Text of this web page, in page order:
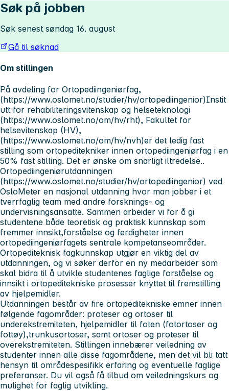
Søk på jobben
Søk senest søndag 16. august
Gå til søknad
Om stillingen
På avdeling for Ortopediingeniørfag,
(https://www.oslomet.no/studier/hv/ortopediingenior)Instit
utt for rehabiliteringsvitenskap og helseteknologi
(https://www.oslomet.no/om/hv/rht), Fakultet for
helsevitenskap (HV),
(https://www.oslomet.no/om/hv/nvh)er det ledig fast
stilling som ortopeditekniker innen ortopediingeniørfag i en
50% fast stilling. Det er ønske om snarligt iltredelse..
Ortopediingeniørutdanningen
(https://www.oslomet.no/studier/hv/ortopediingenior) ved
OsloMeter en nasjonal utdanning hvor man jobber i et
tverrfaglig team med andre forsknings- og
undervisningsansatte. Sammen arbeider vi for å gi
studentene både teoretisk og praktisk kunnskap som
fremmer innsikt,forståelse og ferdigheter innen
ortopediingeniørfagets sentrale kompetanseområder.
Ortopediteknisk fagkunnskap utgjør en viktig del av
utdanningen, og vi søker derfor en ny medarbeider som
skal bidra til å utvikle studentenes faglige forståelse og
innsikt i ortopeditekniske prosesser knyttet til fremstilling
av hjelpemidler.
Utdanningen består av fire ortopeditekniske emner innen
følgende fagområder: proteser og ortoser til
underekstremiteten, hjelpemidler til foten (fotortoser og
fottøy),trunkusortoser, samt ortoser og proteser til
overekstremiteten. Stillingen innebærer veiledning av
studenter innen alle disse fagområdene, men det vil bli tatt
hensyn til områdespesifikk erfaring og eventuelle faglige
preferanser. Du vil også få tilbud om veiledningskurs og
mulighet for faglig utvikling.